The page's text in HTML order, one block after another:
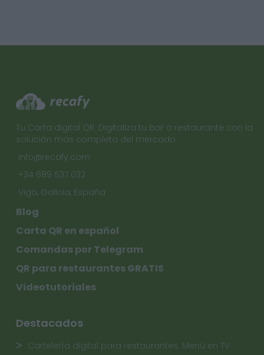
Tu Carta digital QR. Digitaliza tu bar o restaurante con la
solución más completa del mercado.
info@recafy.com
+34 689 537 032
Vigo, Galicia, España
Blog
Carta QR en español
Comandas por Telegram
QR para restaurantes GRATIS
Videotutoriales
Destacados
Cartelería digital para restaurantes. Menú en TV